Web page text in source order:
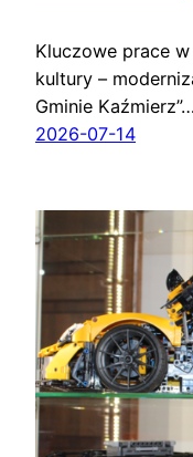
Kluczowe prace
kultury –
Gminie Kaźmierz”…
2026-07-14